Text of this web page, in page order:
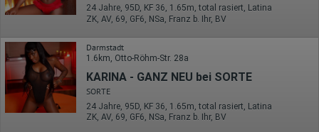
Ort der Verarbeitung:
Europäische Union & USA
Hotjar
Wir nutzen Hotjar als Webanalysedient. Es wird verwendet, um
Daten über das Benutzerverhalten zu sammeln. Hotjar kann
auch im Rahmen von Umfragen und Feedbackfunktionen, die
auf unserer Website eingebunden sind, von Ihnen bereitgestellte
Informationen verarbeiten.
24 Jahre, 95D, KF 36, 1.65m, total rasiert, Latina
ZK, AV, 69, GF6, NSa, Franz b. Ihr, BV
Darmstadt
1.6km, Otto-Röhm-Str. 28a
KARINA - GANZ NEU bei SORTE
SORTE
24 Jahre, 95D, KF 36, 1.65m, total rasiert, Latina
ZK, AV, 69, GF6, NSa, Franz b. Ihr, BV